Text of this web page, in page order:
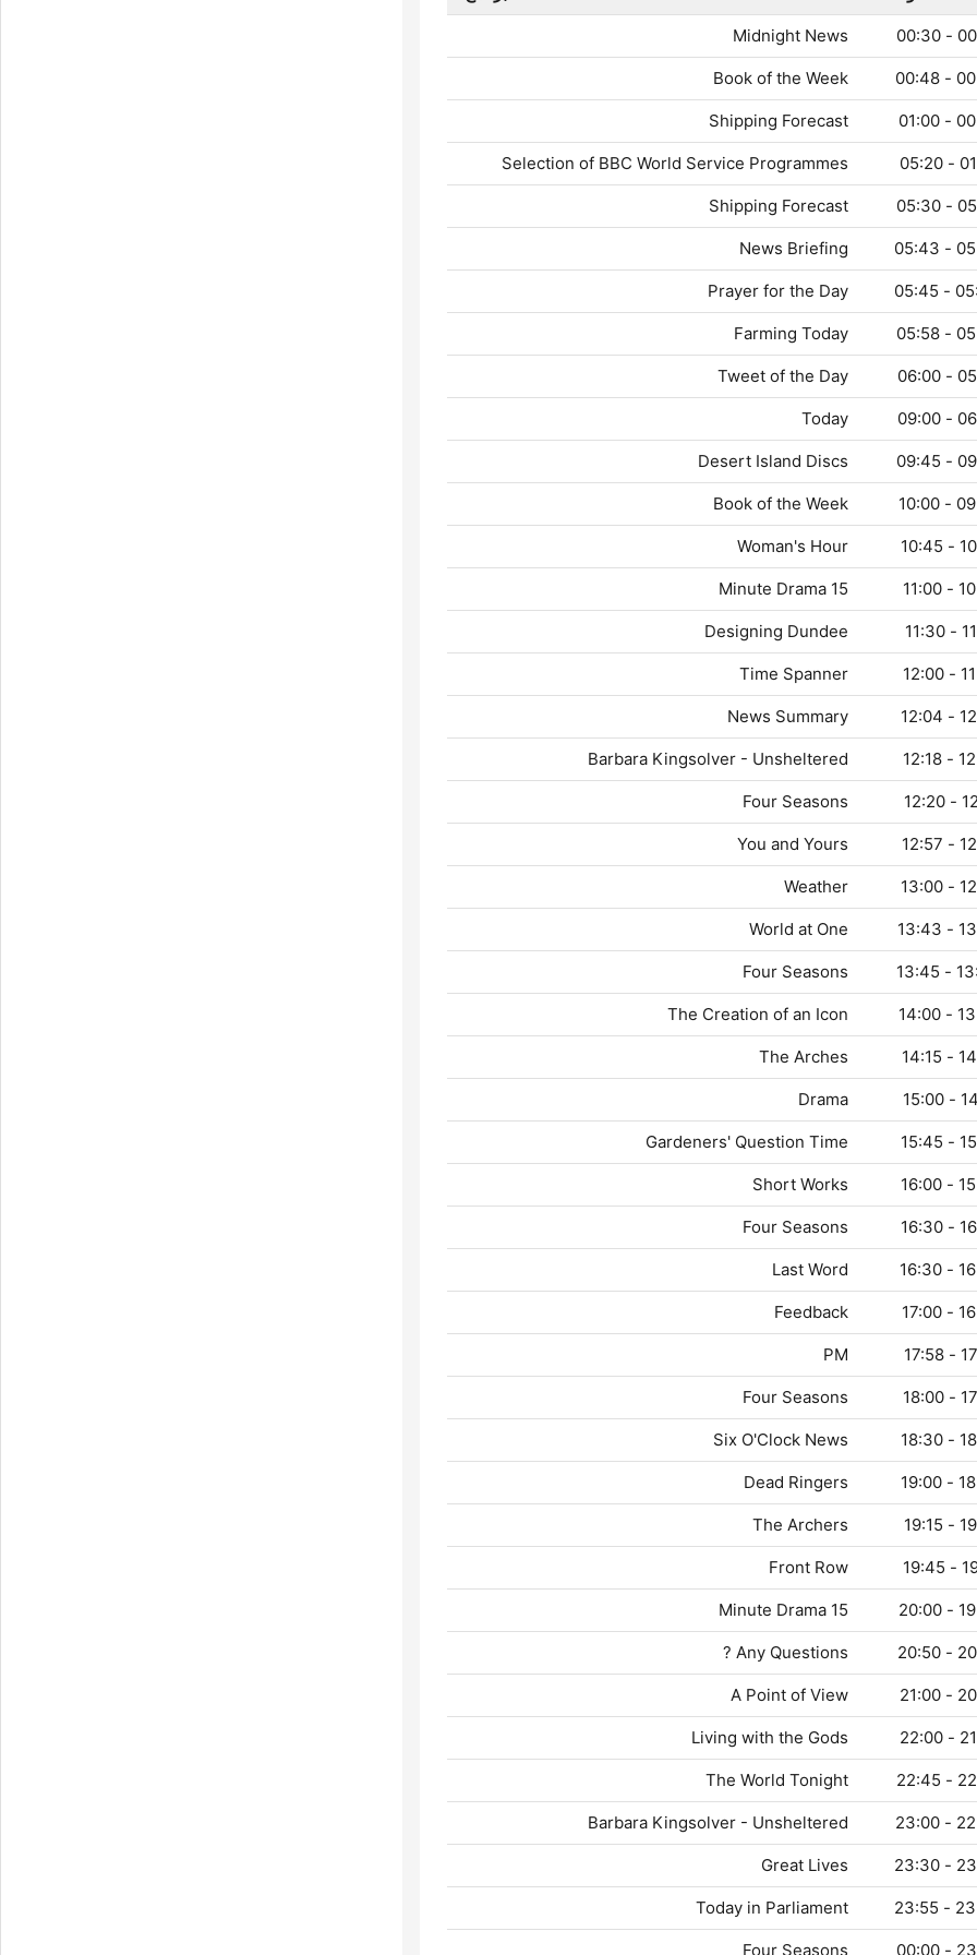
Midnight News
Book of the Week
Shipping Forecast
Selection of BBC World Service Programmes
Shipping Forecast
News Briefing
Prayer for the Day
Farming Today
Tweet of the Day
Today
Desert Island Discs
Book of the Week
Woman's Hour
15 Minute Drama
Designing Dundee
Time Spanner
News Summary
Barbara Kingsolver - Unsheltered
Four Seasons
You and Yours
Weather
World at One
Four Seasons
The Creation of an Icon
The Arches
Drama
Gardeners' Question Time
Short Works
Four Seasons
Last Word
Feedback
PM
Four Seasons
Six O'Clock News
Dead Ringers
The Archers
Front Row
15 Minute Drama
Any Questions ?
A Point of View
Living with the Gods
The World Tonight
Barbara Kingsolver - Unsheltered
Great Lives
Today in Parliament
Four Seasons